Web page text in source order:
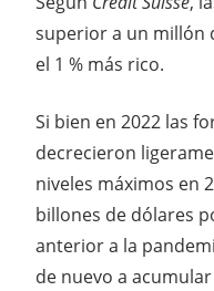
superior a un millón
el 1 % más rico.
Si bien en 2022 las
decrecieron
niveles máximos en
billones de dólares
anterior a la
de nuevo a